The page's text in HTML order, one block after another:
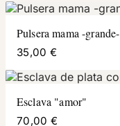
Pulsera mama -grande-
35,00 €
Esclava "amor"
70,00 €